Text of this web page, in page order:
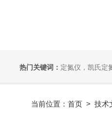
热门关键词： 定氮仪，凯氏定氮
当前位置： 首页 > 技术